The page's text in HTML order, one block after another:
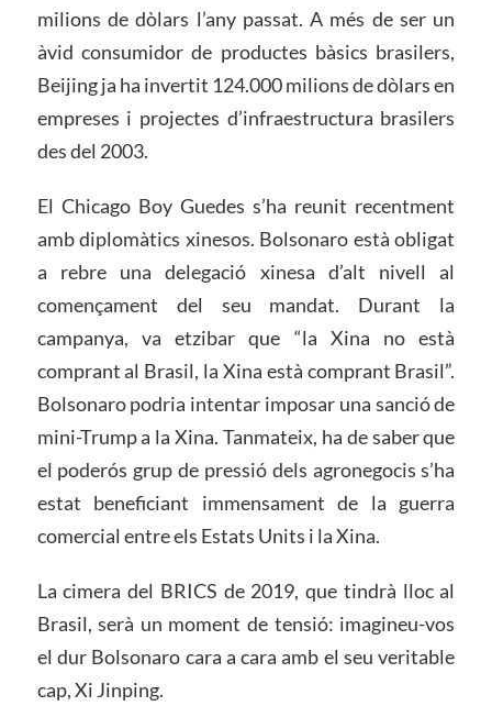
milions de dòlars l’any passat. A més de ser un
àvid consumidor de productes bàsics brasilers,
Beijing ja ha invertit 124.000 milions de dòlars en
empreses i projectes d’infraestructura brasilers
des del 2003.
El Chicago Boy Guedes s’ha reunit recentment
amb diplomàtics xinesos. Bolsonaro està obligat
a rebre una delegació xinesa d’alt nivell al
començament del seu mandat. Durant la
campanya, va etzibar que “la Xina no està
comprant al Brasil, la Xina està comprant Brasil”.
Bolsonaro podria intentar imposar una sanció de
mini-Trump a la Xina. Tanmateix, ha de saber que
el poderós grup de pressió dels agronegocis s’ha
estat beneficiant immensament de la guerra
comercial entre els Estats Units i la Xina.
La cimera del BRICS de 2019, que tindrà lloc al
Brasil, serà un moment de tensió: imagineu-vos
el dur Bolsonaro cara a cara amb el seu veritable
cap, Xi Jinping.